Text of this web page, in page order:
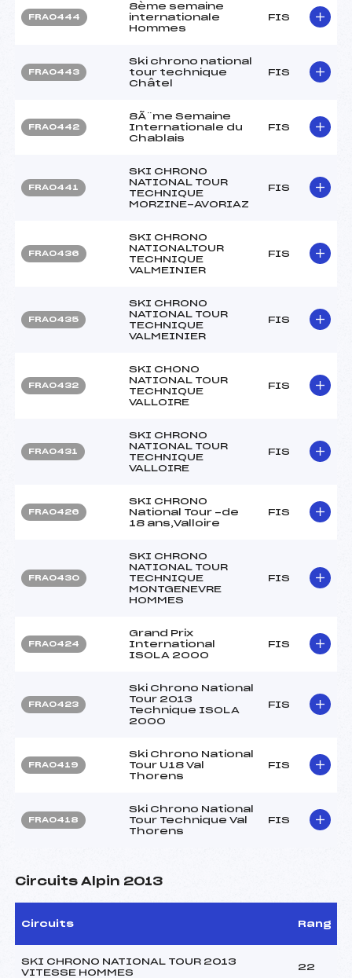
FRA0444
8ème semaine
internationale
Hommes
FIS
FRA0443
Ski chrono national
tour technique
Châtel
FIS
FRA0442
8Ã¨me Semaine
Internationale du
Chablais
FIS
FRA0441
SKI CHRONO
NATIONAL TOUR
TECHNIQUE
MORZINE-AVORIAZ
FIS
FRA0436
SKI CHRONO
NATIONALTOUR
TECHNIQUE
VALMEINIER
FIS
FRA0435
SKI CHRONO
NATIONAL TOUR
TECHNIQUE
VALMEINIER
FIS
FRA0432
SKI CHONO
NATIONAL TOUR
TECHNIQUE
VALLOIRE
FIS
FRA0431
SKI CHRONO
NATIONAL TOUR
TECHNIQUE
VALLOIRE
FIS
FRA0426
SKI CHRONO
National Tour -de
18 ans,Valloire
FIS
FRA0430
SKI CHRONO
NATIONAL TOUR
TECHNIQUE
MONTGENEVRE
HOMMES
FIS
FRA0424
Grand Prix
International
ISOLA 2000
FIS
FRA0423
Ski Chrono National
Tour 2013
Technique ISOLA
2000
FIS
FRA0419
Ski Chrono National
Tour U18 Val
Thorens
FIS
FRA0418
Ski Chrono National
Tour Technique Val
Thorens
FIS
Circuits Alpin 2013
Circuits Rang
SKI CHRONO NATIONAL TOUR 2013
VITESSE HOMMES
22